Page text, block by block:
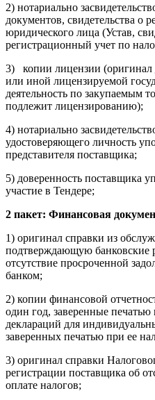
2) нотариально
документов, свидетельства о
юридического лица (Устав,
регистрационный учет по
3) копии лицензии (оригинал
или иной лицензируемой
деятельность по закупаемым
подлежит лицензированию);
4) нотариально
удостоверяющего личность
представителя поставщика;
5) доверенность поставщика
участие в Тендере;
2 пакет: Финансовая
1) оригинал справки из
подтверждающую банковские
отсутствие просроченной
банком;
2) копии финансовой
один год, заверенные
деклараций для
заверенных печатью при ее
3) оригинал справки
регистрации поставщика об
оплате налогов;